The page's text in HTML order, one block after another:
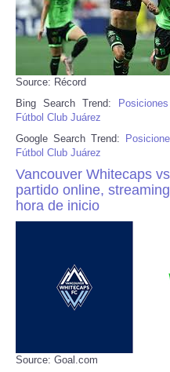
Source: Récord
Bing Search Trend:
Fútbol Club Juárez
Google Search Trend:
Fútbol Club Juárez
Vancouver Whitecaps
partido online,
hora de inicio
Source: Goal.com